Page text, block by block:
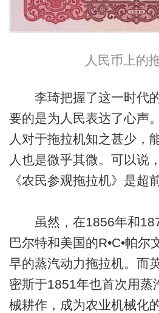
人民币上的
李琦把握了这一时代的
要的是为人民表达了心声
人对于拖拉机知之甚少，
人也是微乎其微。可以说
《农民参观拖拉机》是超
虽然，在1856年和
巴尔特和美国的R•C•帕尔
早的蒸汽动力拖拉机。而
密斯于1851年也首次用蒸
械耕作，成为农业机械化